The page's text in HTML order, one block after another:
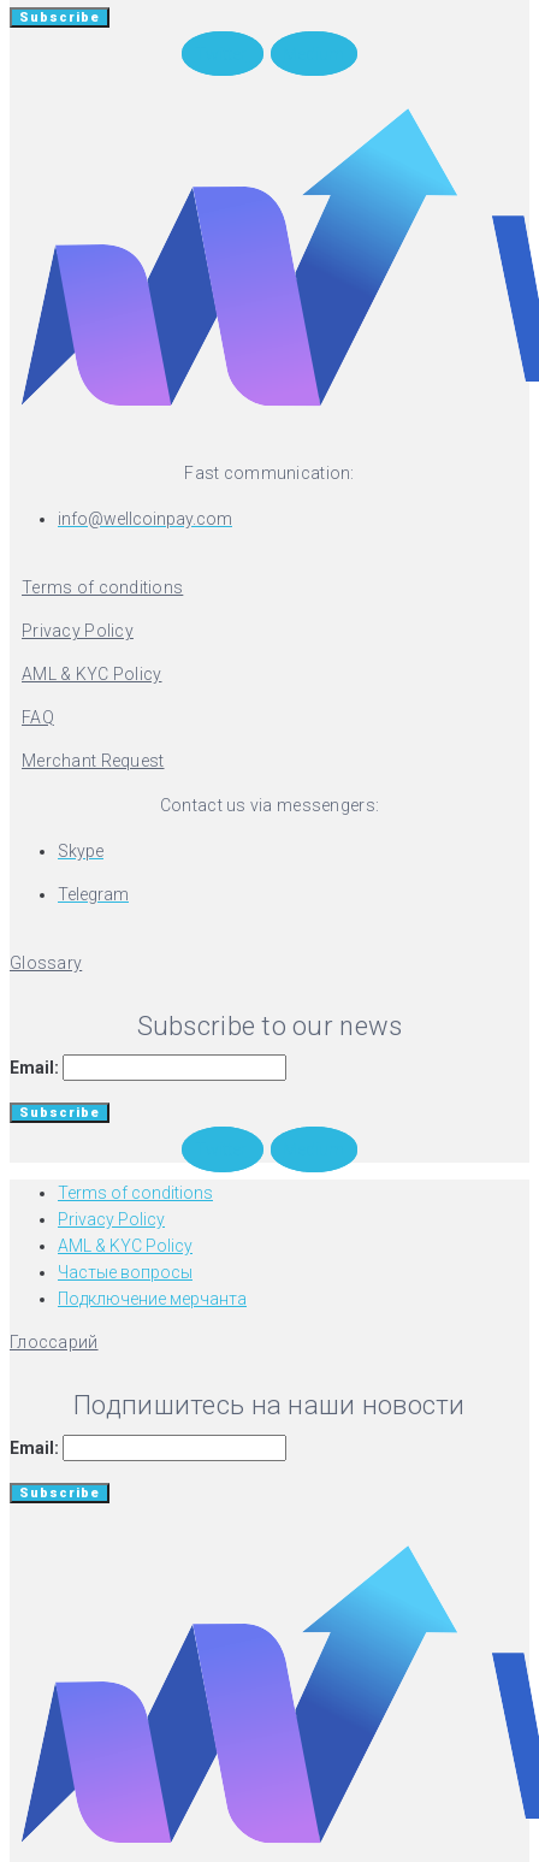
Fast communication:
info@wellcoinpay.com
Terms of conditions
Privacy Policy
AML & KYC Policy
FAQ
Merchant Request
Contact us via messengers:
Skype
Telegram
Glossary
Subscribe to our news
Email:
Terms of conditions
Privacy Policy
AML & KYC Policy
Частые вопросы
Подключение мерчанта
Глоссарий
Подпишитесь на наши новости
Email: